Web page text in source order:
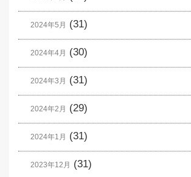
2024年5月 (31)
2024年4月 (30)
2024年3月 (31)
2024年2月 (29)
2024年1月 (31)
2023年12月 (31)